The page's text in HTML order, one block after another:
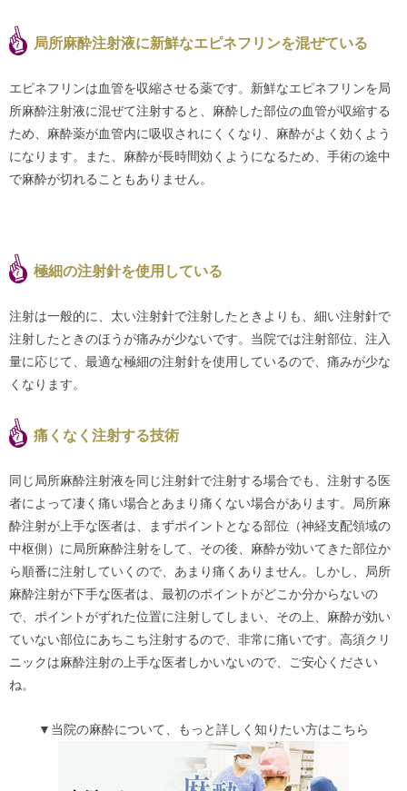
局所麻酔注射液に新鮮なエピネフリンを混ぜている
エピネフリンは血管を収縮させる薬です。新鮮なエピネフリンを局
所麻酔注射液に混ぜて注射すると、麻酔した部位の血管が収縮する
ため、麻酔薬が血管内に吸収されにくくなり、麻酔がよく効くよう
になります。また、麻酔が長時間効くようになるため、手術の途中
で麻酔が切れることもありません。
極細の注射針を使用している
注射は一般的に、太い注射針で注射したときよりも、細い注射針で
注射したときのほうが痛みが少ないです。当院では注射部位、注入
量に応じて、最適な極細の注射針を使用しているので、痛みが少な
くなります。
痛くなく注射する技術
同じ局所麻酔注射液を同じ注射針で注射する場合でも、注射する医
者によって凄く痛い場合とあまり痛くない場合があります。局所麻
酔注射が上手な医者は、まずポイントとなる部位（神経支配領域の
中枢側）に局所麻酔注射をして、その後、麻酔が効いてきた部位か
ら順番に注射していくので、あまり痛くありません。しかし、局所
麻酔注射が下手な医者は、最初のポイントがどこか分からないの
で、ポイントがずれた位置に注射してしまい、その上、麻酔が効い
ていない部位にあちこち注射するので、非常に痛いです。高須クリ
ニックは麻酔注射の上手な医者しかいないので、ご安心ください
ね。
▼当院の麻酔について、もっと詳しく知りたい方はこちら